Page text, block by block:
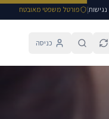
נגישות| פורטל משפטי מאובטח
כניסה